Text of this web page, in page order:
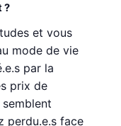
?
et vous
mode de vie
par la
prix de
perdu.e.s face